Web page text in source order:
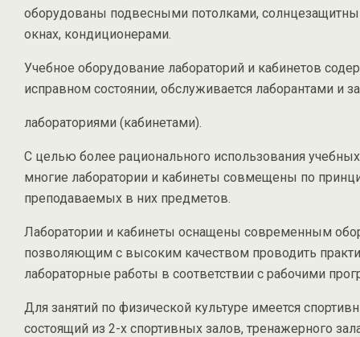
оборудованы подвесными потолками,
окнах, кондиционерами.
Учебное оборудование лабораторий и кабинетов
исправном состоянии, обслуживается лаборантами и
лабораториями (кабинетами).
С целью более рационального использования
многие лаборатории и кабинеты совмещены по
преподаваемых в них предметов.
Лаборатории и кабинеты оснащены современным
позволяющим с высоким качеством проводить
лабораторные работы в соответствии с рабочими
Для занятий по физической культуре имеется
состоящий из 2-х спортивных залов, тренажерного